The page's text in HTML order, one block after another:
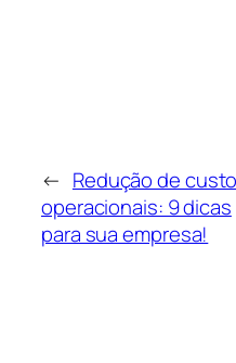
← Redução de
operacionais: 9 dicas
para sua empresa!